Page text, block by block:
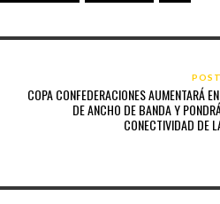
COPA CONFEDERACIONES AUMENTARÁ
DE ANCHO DE BANDA Y
CONECTIVIDAD DE